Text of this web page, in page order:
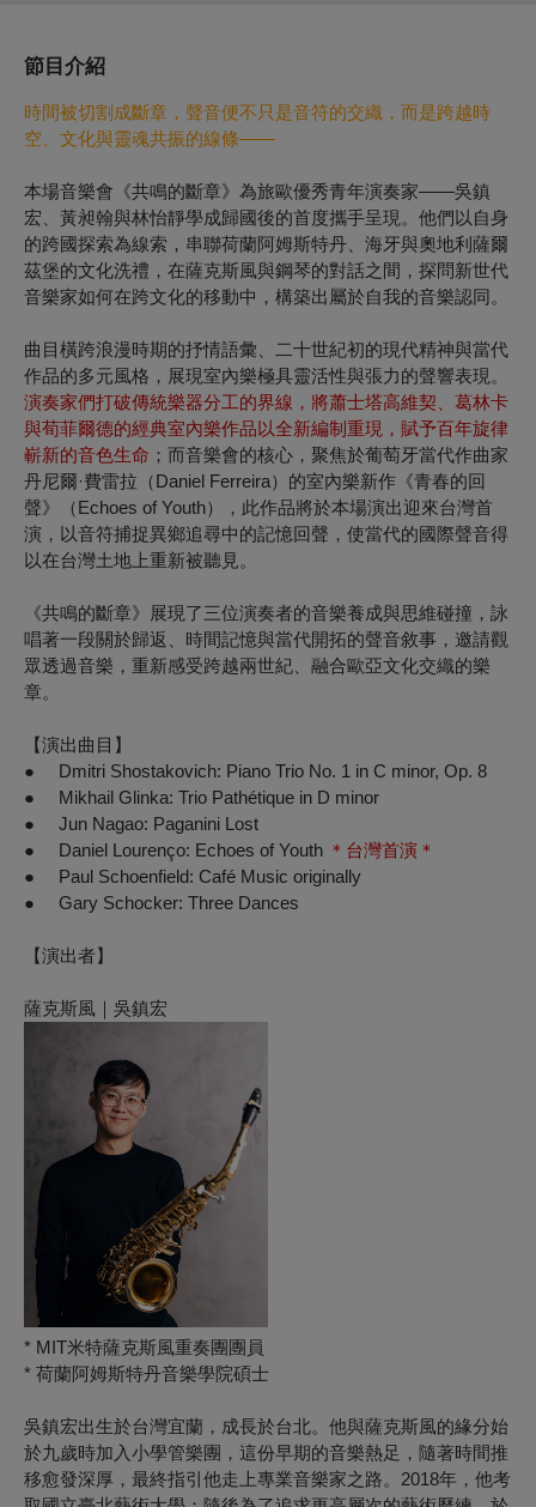
節目介紹
時間被切割成斷章，聲音便不只是音符的交織，而是跨越時
空、文化與靈魂共振的線條——
本場音樂會《共鳴的斷章》為旅歐優秀青年演奏家——吳鎮
宏、黃昶翰與林怡靜學成歸國後的首度攜手呈現。他們以自身
的跨國探索為線索，串聯荷蘭阿姆斯特丹、海牙與奧地利薩爾
茲堡的文化洗禮，在薩克斯風與鋼琴的對話之間，探問新世代
音樂家如何在跨文化的移動中，構築出屬於自我的音樂認同。
曲目橫跨浪漫時期的抒情語彙、二十世紀初的現代精神與當代
作品的多元風格，展現室內樂極具靈活性與張力的聲響表現。
演奏家們打破傳統樂器分工的界線，將蕭士塔高維契、葛林卡
與荀菲爾德的經典室內樂作品以全新編制重現，賦予百年旋律
嶄新的音色生命 ；而音樂會的核心，聚焦於葡萄牙當代作曲家
丹尼爾·費雷拉（Daniel Ferreira）的室內樂新作《青春的回
聲》（Echoes of Youth），此作品將於本場演出迎來台灣首
演，以音符捕捉異鄉追尋中的記憶回聲，使當代的國際聲音得
以在台灣土地上重新被聽見。
《共鳴的斷章》展現了三位演奏者的音樂養成與思維碰撞，詠
唱著一段關於歸返、時間記憶與當代開拓的聲音敘事，邀請觀
眾透過音樂，重新感受跨越兩世紀、融合歐亞文化交織的樂
章。
【演出曲目】
● Dmitri Shostakovich: Piano Trio No. 1 in C minor, Op. 8
● Mikhail Glinka: Trio Pathétique in D minor
● Jun Nagao: Paganini Lost
● Daniel Lourenço: Echoes of Youth ＊台灣首演＊
● Paul Schoenfield: Café Music originally
● Gary Schocker: Three Dances
【演出者】
薩克斯風｜吳鎮宏
* MIT米特薩克斯風重奏團團員
* 荷蘭阿姆斯特丹音樂學院碩士
吳鎮宏出生於台灣宜蘭，成長於台北。他與薩克斯風的緣分始
於九歲時加入小學管樂團，這份早期的音樂熱足，隨著時間推
移愈發深厚，最終指引他走上專業音樂家之路。2018年，他考